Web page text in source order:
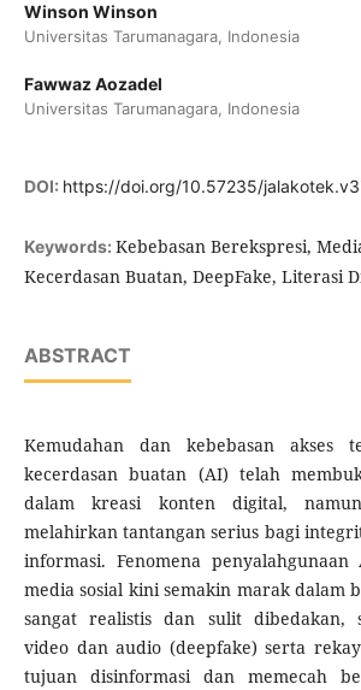
Winson Winson
Universitas Tarumanagara, Indonesia
Fawwaz Aozadel
Universitas Tarumanagara, Indonesia
DOI: https://doi.org/10.57235/
Keywords: Kebebasan Berekspresi,
Kecerdasan Buatan, DeepFake, Literasi
ABSTRACT
Kemudahan dan kebebasan akses
kecerdasan buatan (AI) telah
dalam kreasi konten digital,
melahirkan tantangan serius bagi
informasi. Fenomena
media sosial kini semakin marak dalam
sangat realistis dan sulit dibedakan,
video dan audio (deepfake) serta
tujuan disinformasi dan memecah